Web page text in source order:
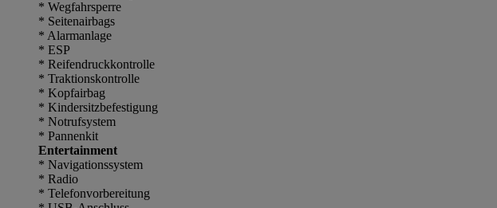
* Wegfahrsperre
* Seitenairbags
* Alarmanlage
* ESP
* Reifendruckkontrolle
* Traktionskontrolle
* Kopfairbag
* Kindersitzbefestigung
* Notrufsystem
* Pannenkit
Entertainment
* Navigationssystem
* Radio
* Telefonvorbereitung